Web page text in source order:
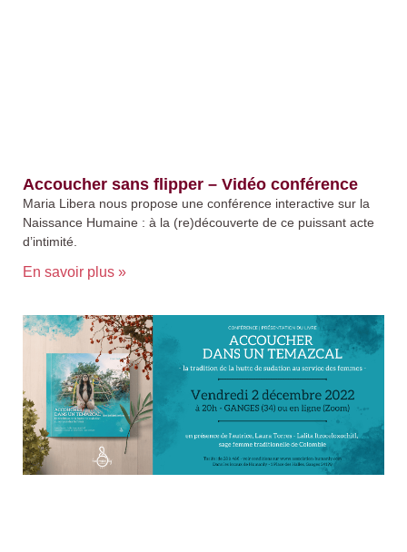
Accoucher sans flipper – Vidéo conférence
Maria Libera nous propose une conférence interactive sur la
Naissance Humaine : à la (re)découverte de ce puissant acte
d’intimité.
En savoir plus »